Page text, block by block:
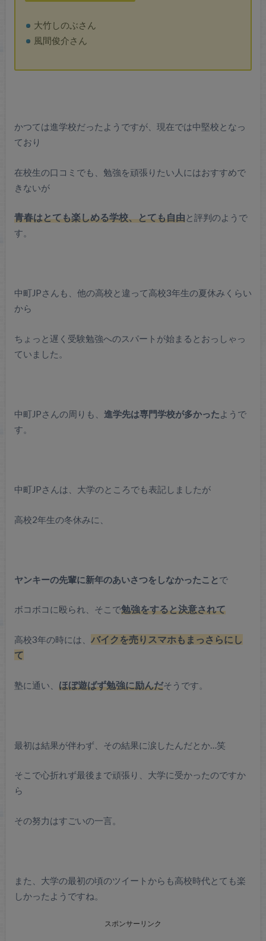
大竹しのぶさん
風間俊介さん
かつては進学校だったようですが、現在では中堅校となっ
ており
在校生の口コミでも、勉強を頑張りたい人にはおすすめで
きないが
青春はとても楽しめる学校、とても自由と評判のようで
す。
中町JPさんも、他の高校と違って高校3年生の夏休みくらい
から
ちょっと遅く受験勉強へのスパートが始まるとおっしゃっ
ていました。
中町JPさんの周りも、 進学先は専門学校が多かったようで
す。
中町JPさんは、大学のところでも表記しましたが
高校2年生の冬休みに、
ヤンキーの先輩に新年のあいさつをしなかったことで
ボコボコに殴られ、そこで勉強をすると決意されて
高校3年の時には、 バイクを売りスマホもまっさらにし
て
塾に通い、 ほぼ遊ばず勉強に励んだそうです。
最初は結果が伴わず、その結果に涙したんだとか…笑
そこで心折れず最後まで頑張り、大学に受かったのですか
ら
その努力はすごいの一言。
また、大学の最初の頃のツイートからも高校時代とても楽
しかったようですね。
スポンサーリンク